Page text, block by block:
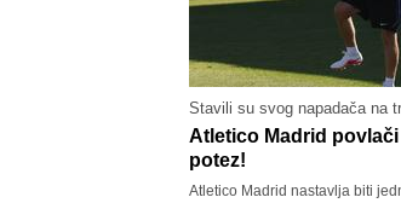
Stavili su svog napadača na
Atletico Madrid
potez!
Atletico Madrid nastavlja biti